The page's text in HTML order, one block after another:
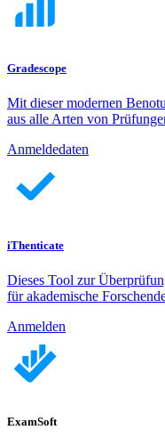
Gradescope
Mit dieser modernen
aus alle Arten von
Anmeldedaten
iThenticate
Dieses Tool zur
für akademische
Anmelden
ExamSoft